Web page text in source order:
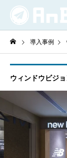
導入事例
ウィンドウビジ